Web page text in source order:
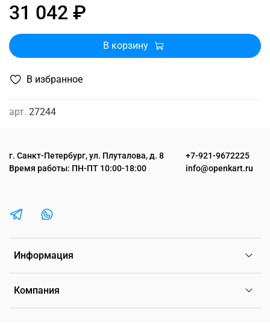
В избранное
арт. 27244
31 042 ₽
В корзину
Информация
Компания
г. Санкт-Петербург, ул. Плуталова, д. 8
Время работы: ПН-ПТ 10:00-18:00
+7-921-9672225
info@openkart.ru